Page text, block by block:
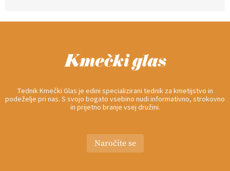
Tednik Kmečki Glas je edini specializirani tednik za kmetijstvo in
podeželje pri nas. S svojo bogato vsebino nudi informativno, strokovno
in prijetno branje vsej družini.
Naročite se